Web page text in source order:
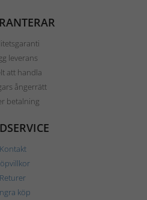
leverans
att handla
ångerrätt
betalning
Kontakt
Returer
köp